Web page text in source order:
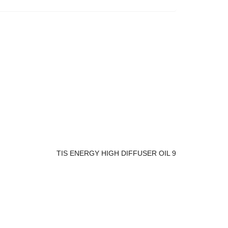
TIS ENERGY HIGH DIFFUSER OIL 9